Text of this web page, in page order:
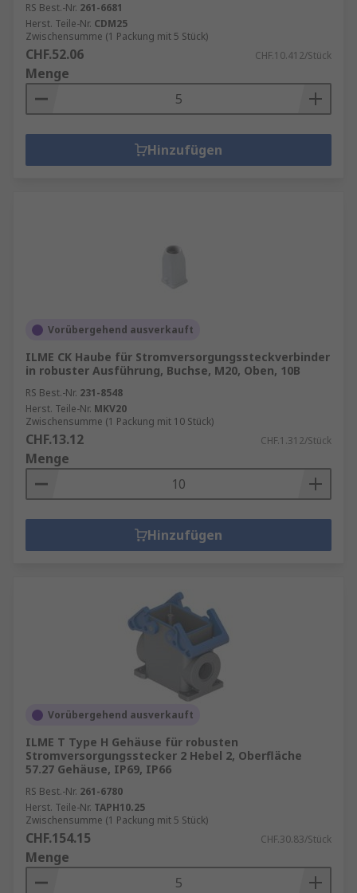
RS Best.-Nr. 261-6681
Herst. Teile-Nr. CDM25
Zwischensumme (1 Packung mit 5 Stück)
CHF.52.06 CHF.10.412/Stück
Menge
Hinzufügen
Vorübergehend ausverkauft
ILME CK Haube für Stromversorgungssteckverbinder
in robuster Ausführung, Buchse, M20, Oben, 10B
RS Best.-Nr. 231-8548
Herst. Teile-Nr. MKV20
Zwischensumme (1 Packung mit 10 Stück)
CHF.13.12 CHF.1.312/Stück
Menge
Hinzufügen
Vorübergehend ausverkauft
ILME T Type H Gehäuse für robusten
Stromversorgungsstecker 2 Hebel 2, Oberfläche
57.27 Gehäuse, IP69, IP66
RS Best.-Nr. 261-6780
Herst. Teile-Nr. TAPH10.25
Zwischensumme (1 Packung mit 5 Stück)
CHF.154.15 CHF.30.83/Stück
Menge